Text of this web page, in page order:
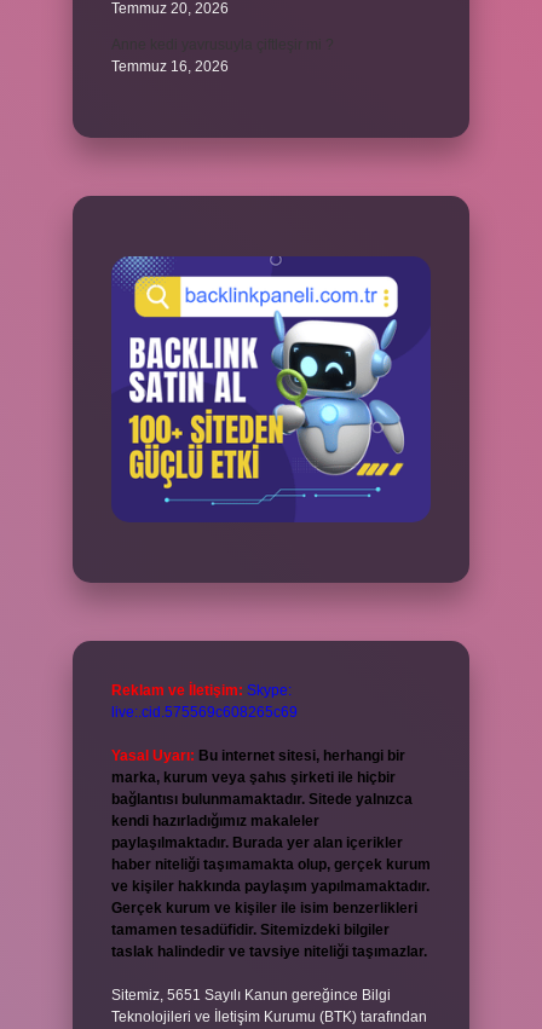
Temmuz 20, 2026
Temmuz 16, 2026
Reklam ve İletişim: Skype:
live:.cid.575569c608265c69
Yasal Uyarı: Bu internet sitesi, herhangi bir
marka, kurum veya şahıs şirketi ile hiçbir
bağlantısı bulunmamaktadır. Sitede yalnızca
kendi hazırladığımız makaleler
paylaşılmaktadır. Burada yer alan içerikler
haber niteliği taşımamakta olup, gerçek kurum
ve kişiler hakkında paylaşım yapılmamaktadır.
Gerçek kurum ve kişiler ile isim benzerlikleri
tamamen tesadüfidir. Sitemizdeki bilgiler
taslak halindedir ve tavsiye niteliği taşımazlar.
Sitemiz, 5651 Sayılı Kanun gereğince Bilgi
Teknolojileri ve İletişim Kurumu (BTK) tarafından